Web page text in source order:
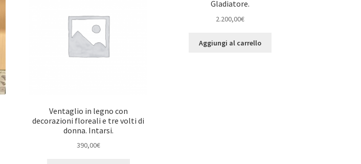
Ventaglio in legno con
decorazioni floreali e tre volti di
donna. Intarsi.
390,00€
Gladiatore.
2.200,00€
Aggiungi al carrello